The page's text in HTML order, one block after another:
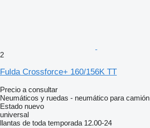
2
Fulda Crossforce+ 160/156K TT
Precio a consultar
Neumáticos y ruedas - neumático para camión
Estado nuevo
universal
llantas de toda temporada 12.00-24